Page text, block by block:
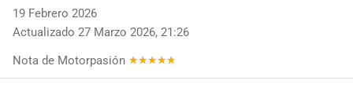
19 Febrero 2026
Actualizado 27 Marzo 2026, 21:26
Nota de Motorpasión